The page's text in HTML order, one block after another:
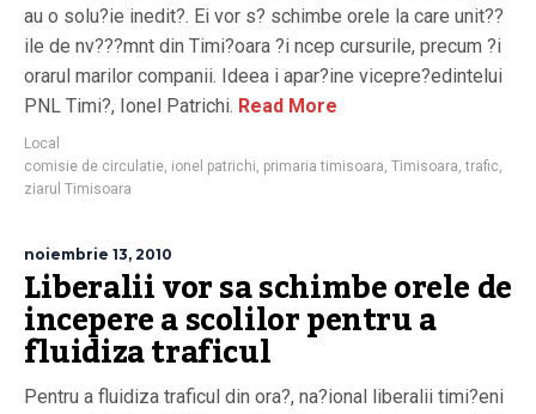
au o solu?ie inedit?. Ei vor s? schimbe orele la care unit??
ile de nv???mnt din Timi?oara ?i ncep cursurile, precum ?i
orarul marilor companii. Ideea i apar?ine vicepre?edintelui
PNL Timi?, Ionel Patrichi. Read More
Local
comisie de circulatie, ionel patrichi, primaria timisoara, Timisoara,trafic,
ziarul Timisoara
noiembrie 13, 2010
Liberalii vor sa schimbe orele de
incepere a scolilor pentru a
fluidiza traficul
Pentru a fluidiza traficul din ora?, na?ional liberalii timi?eni